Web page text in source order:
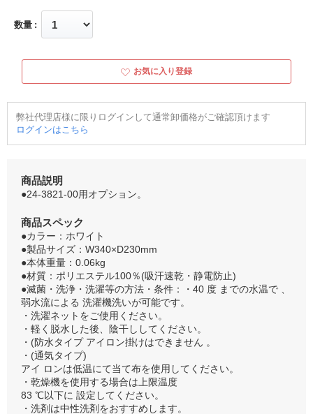
数量
お気に入り登録
弊社代理店様に限りログインして通常卸価格がご確認頂けます
ログインはこちら
商品説明
●24-3821-00用オプション。
商品スペック
●カラー：ホワイト
●製品サイズ：W340×D230mm
●本体重量：0.06kg
●材質：ポリエステル100％(吸汗速乾・静電防止)
●滅菌・洗浄・洗濯等の方法・条件：・40 度 までの水温で 、
弱水流による 洗濯機洗いが可能です。
・洗濯ネットをご使用ください。
・軽く脱水した後、陰干ししてください。
・(防水タイプ アイロン掛けはできません 。
・(通気タイプ)
アイ ロンは低温にて当て布を使用してください。
・乾燥機を使用する場合は上限温度
83 ℃以下に 設定してください。
・洗剤は中性洗剤をおすすめします。